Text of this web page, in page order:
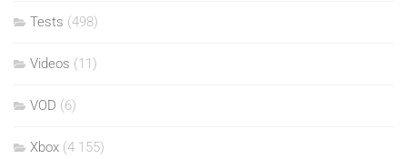
Tests (498)
Videos (11)
VOD (6)
Xbox (4 155)